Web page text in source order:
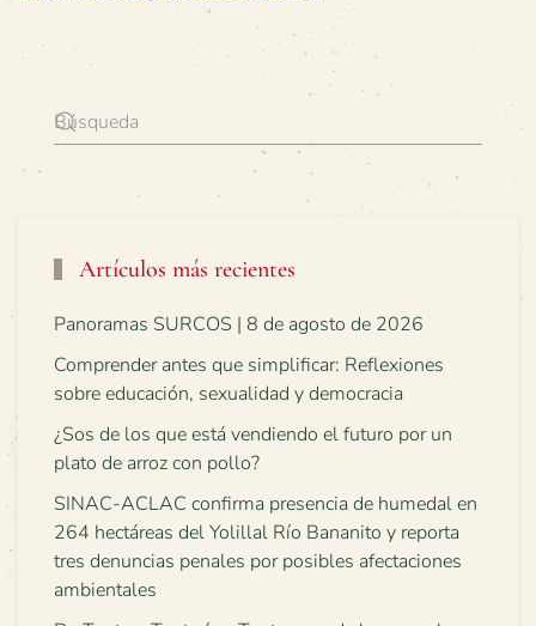
Artículos más recientes
Panoramas SURCOS | 8 de agosto de 2026
Comprender antes que simplificar: Reflexiones
sobre educación, sexualidad y democracia
¿Sos de los que está vendiendo el futuro por un
plato de arroz con pollo?
SINAC-ACLAC confirma presencia de humedal en
264 hectáreas del Yolillal Río Bananito y reporta
tres denuncias penales por posibles afectaciones
ambientales